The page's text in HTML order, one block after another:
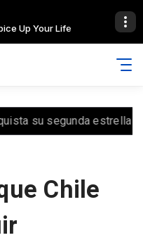
Your Life
segunda estrella
Chile